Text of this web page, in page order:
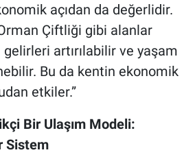
açıdan da değerlidir.
Çiftliği gibi alanlar
artırılabilir ve yaşam
Bu da kentin ekonomik
etkiler.”
Bir Ulaşım Modeli:
Sistem